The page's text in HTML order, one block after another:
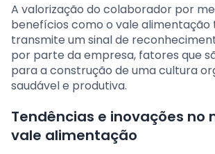
A valorização do colaborador por
benefícios como o vale
transmite um sinal de
por parte da empresa, fatores que
para a construção de uma cultura
saudável e produtiva.
Tendências e inovações no
vale alimentação